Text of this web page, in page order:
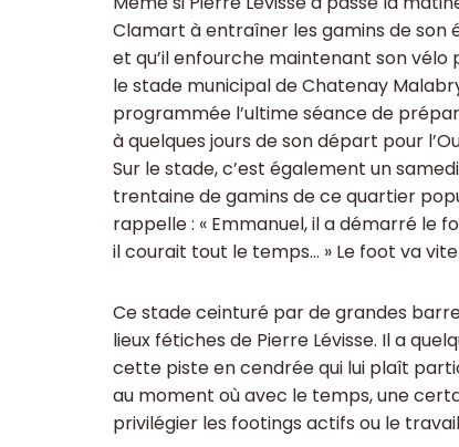
Clamart à entraîner les gamins de son
et qu’il enfourche maintenant son vélo
le stade municipal de Chatenay
programmée l’ultime séance de
à quelques jours de son départ pour
Sur le stade, c’est également un
trentaine de gamins de ce quartier
rappelle : « Emmanuel, il a démarré le
il courait tout le temps… » Le foot va
Ce stade ceinturé par de grandes
lieux fétiches de Pierre Lévisse. Il a
cette piste en cendrée qui lui plaît
au moment où avec le temps, une
privilégier les footings actifs ou le travail